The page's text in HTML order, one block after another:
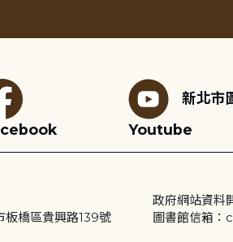
新北市
Youtube
橋區貴興路139號
政府網站資料
圖書館信箱